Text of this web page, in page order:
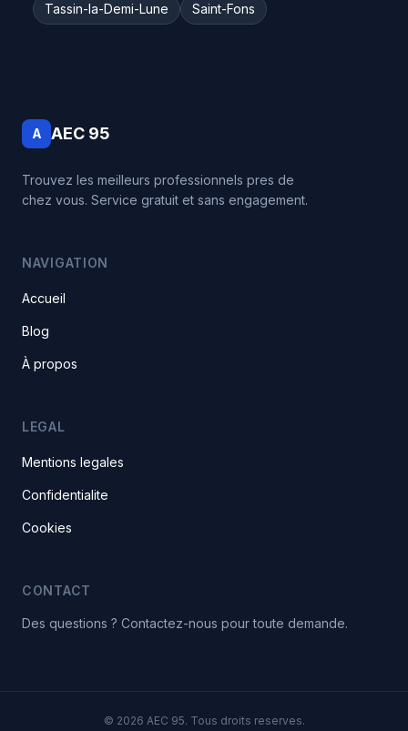
Tassin-la-Demi-Lune
Saint-Fons
A AEC 95
Trouvez les meilleurs professionnels pres de
chez vous. Service gratuit et sans engagement.
NAVIGATION
Accueil
Blog
À propos
LEGAL
Mentions legales
Confidentialite
Cookies
CONTACT
Des questions ? Contactez-nous pour toute demande.
© 2026 AEC 95. Tous droits reserves.